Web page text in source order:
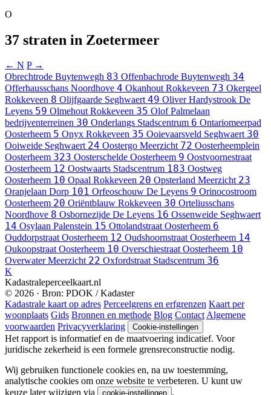
O
37 straten in Zoetermeer
← N P →
Obrechtrode Buytenwegh 83 Offenbachrode Buytenwegh 34
Offerhausschans Noordhove 4 Okanhout Rokkeveen 73 Okergeel
Rokkeveen 8 Olijfgaarde Seghwaert 49 Oliver Hardystrook De
Leyens 59 Olmehout Rokkeveen 35 Olof Palmelaan
bedrijventerreinen 30 Onderlangs Stadscentrum 6 Ontariomeerpad
Oosterheem 5 Onyx Rokkeveen 35 Ooievaarsveld Seghwaert 30
Ooiweide Seghwaert 24 Oostergo Meerzicht 72 Oosterheemplein
Oosterheem 323 Oosterschelde Oosterheem 9 Oostvoornestraat
Oosterheem 12 Oostwaarts Stadscentrum 183 Oostweg
Oosterheem 10 Opaal Rokkeveen 20 Opsterland Meerzicht 23
Oranjelaan Dorp 101 Orfeoschouw De Leyens 9 Orinocostroom
Oosterheem 20 Oriëntblauw Rokkeveen 30 Orteliusschans
Noordhove 8 Osbornezijde De Leyens 16 Ossenweide Seghwaert
14 Osylaan Palenstein 15 Ottolandstraat Oosterheem 6
Ouddorpstraat Oosterheem 12 Oudshoornstraat Oosterheem 14
Oukoopstraat Oosterheem 10 Overschiestraat Oosterheem 10
Overwater Meerzicht 22 Oxfordstraat Stadscentrum 36
K
Kadastraleperceelkaart.nl
© 2026 · Bron: PDOK / Kadaster
Kadastrale kaart op adres Perceelgrens en erfgrenzen Kaart per
woonplaats Gids Bronnen en methode Blog ContactAlgemene
voorwaarden Privacyverklaring Cookie-instellingen
Het rapport is informatief en de maatvoering indicatief. Voor
juridische zekerheid is een formele grensreconstructie nodig.
Wij gebruiken functionele cookies en, na uw toestemming,
analytische cookies om onze website te verbeteren. U kunt uw
keuze later wijzigen via
cookie-instellingen .